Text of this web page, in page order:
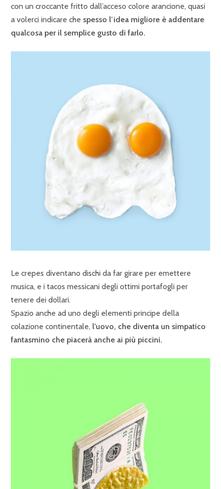
con un croccante fritto dall’acceso colore arancione, quasi
a volerci indicare che spesso l’idea migliore è addentare
qualcosa per il semplice gusto di farlo.
Le crepes diventano dischi da far girare per emettere
musica, e i tacos messicani degli ottimi portafogli per
tenere dei dollari.
Spazio anche ad uno degli elementi principe della
colazione continentale, l’uovo, che diventa un simpatico
fantasmino che piacerà anche ai più piccini.